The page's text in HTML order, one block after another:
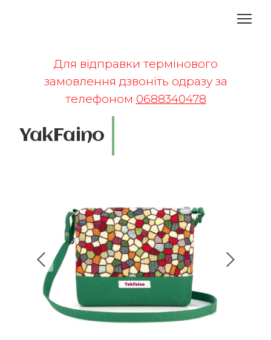
Для відправки термінового
замовлення дзвоніть одразу за
телефоном 0688340478
YakFaino